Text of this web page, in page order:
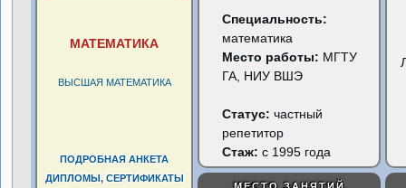
МАТЕМАТИКА
ВЫСШАЯ МАТЕМАТИКА
ПОДРОБНАЯ АНКЕТА
ДИПЛОМЫ, СЕРТИФИКАТЫ
Специальность:
математика
Место работы: МГТУ
ГА, НИУ ВШЭ
Статус:частный
репетитор
Стаж: с 1995 года